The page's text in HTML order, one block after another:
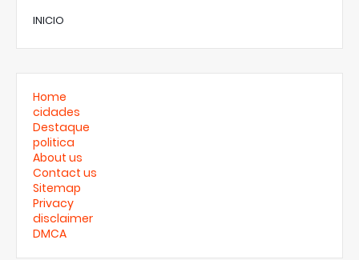
INICIO
Home
cidades
Destaque
politica
About us
Contact us
Sitemap
Privacy
disclaimer
DMCA